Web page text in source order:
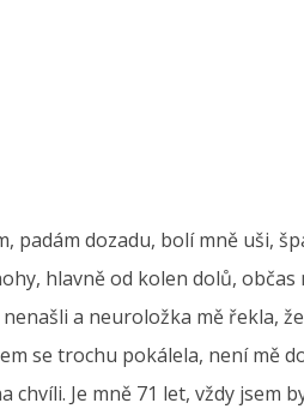
padám dozadu, bolí mně uši,
hlavně od kolen dolů,
a neuroložka mě řekla,
se trochu pokálela, není mě
Je mně 71 let, vždy jsem